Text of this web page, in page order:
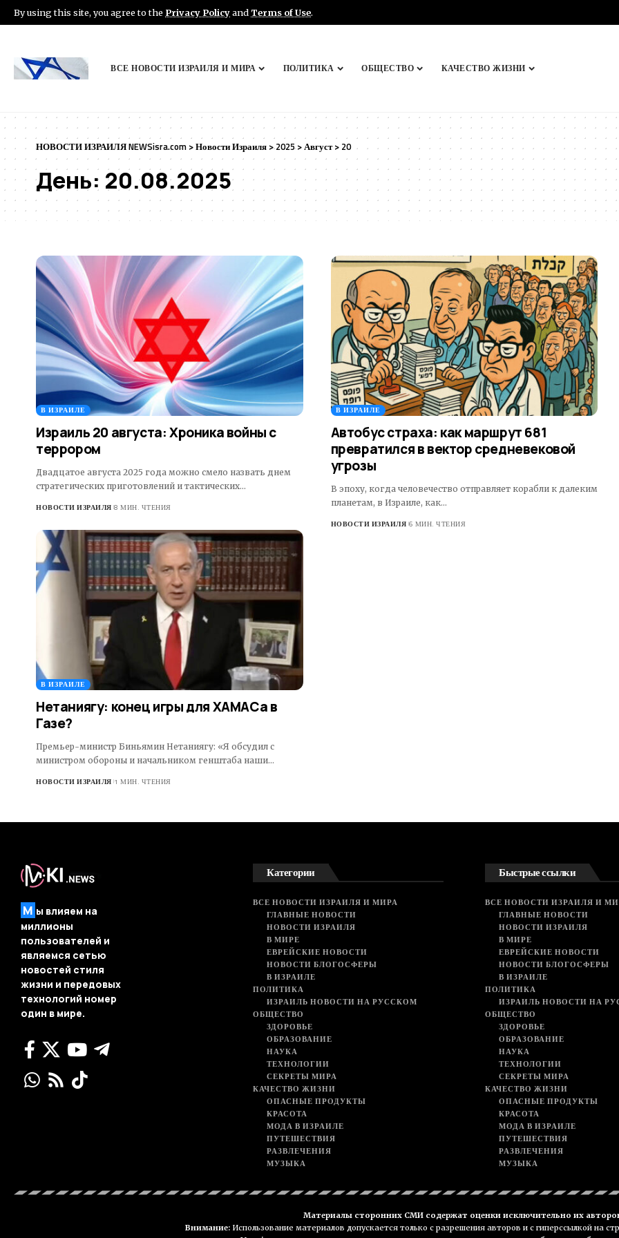
By using this site, you agree to the Privacy Policyand Terms of Use.
ВСЕ НОВОСТИ ИЗРАИЛЯ И МИРА ПОЛИТИКА ОБЩЕСТВО КАЧЕСТВО ЖИЗНИ
НОВОСТИ ИЗРАИЛЯ NEWSisra.com >Новости Израиля >2025>Август> 20
День: 20.08.2025
В ИЗРАИЛЕ
Израиль 20 августа: Хроника войны с
террором
Двадцатое августа 2025 года можно смело назвать днем
стратегических приготовлений и тактических…
НОВОСТИ ИЗРАИЛЯ 8 МИН. ЧТЕНИЯ
В ИЗРАИЛЕ
Автобус страха: как маршрут 681
превратился в вектор средневековой
угрозы
В эпоху, когда человечество отправляет корабли к далеким
планетам, в Израиле, как…
НОВОСТИ ИЗРАИЛЯ 6 МИН. ЧТЕНИЯ
В ИЗРАИЛЕ
Нетаниягу: конец игры для ХАМАСа в
Газе?
Премьер-министр Биньямин Нетаниягу: «Я обсудил с
министром обороны и начальником генштаба наши…
НОВОСТИ ИЗРАИЛЯ 1 МИН. ЧТЕНИЯ
М ы влияем на
миллионы
пользователей и
являемся сетью
новостей стиля
жизни и передовых
технологий номер
один в мире.
Категории
ВСЕ НОВОСТИ ИЗРАИЛЯ И МИРА
ГЛАВНЫЕ НОВОСТИ
НОВОСТИ ИЗРАИЛЯ
В МИРЕ
ЕВРЕЙСКИЕ НОВОСТИ
НОВОСТИ БЛОГОСФЕРЫ
В ИЗРАИЛЕ
ПОЛИТИКА
ИЗРАИЛЬ НОВОСТИ НА РУССКОМ
ОБЩЕСТВО
ЗДОРОВЬЕ
ОБРАЗОВАНИЕ
НАУКА
ТЕХНОЛОГИИ
СЕКРЕТЫ МИРА
КАЧЕСТВО ЖИЗНИ
ОПАСНЫЕ ПРОДУКТЫ
КРАСОТА
МОДА В ИЗРАИЛЕ
ПУТЕШЕСТВИЯ
РАЗВЛЕЧЕНИЯ
МУЗЫКА
Быстрые ссылки
ВСЕ НОВОСТИ ИЗРАИЛЯ И
ГЛАВНЫЕ НОВОСТИ
НОВОСТИ ИЗРАИЛЯ
В МИРЕ
ЕВРЕЙСКИЕ НОВОСТИ
НОВОСТИ БЛОГОСФЕРЫ
В ИЗРАИЛЕ
ПОЛИТИКА
ИЗРАИЛЬ НОВОСТИ НА
ОБЩЕСТВО
ЗДОРОВЬЕ
ОБРАЗОВАНИЕ
НАУКА
ТЕХНОЛОГИИ
СЕКРЕТЫ МИРА
КАЧЕСТВО ЖИЗНИ
ОПАСНЫЕ ПРОДУКТЫ
КРАСОТА
МОДА В ИЗРАИЛЕ
ПУТЕШЕСТВИЯ
РАЗВЛЕЧЕНИЯ
МУЗЫКА
Материалы сторонних СМИ содержат оценки исключительно их
Внимание:Использование материалов допускается только с разрешения авторов и с гиперссылкой на